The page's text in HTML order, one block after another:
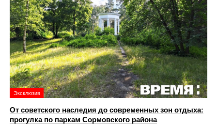
Эксклюзив
От советского наследия до современных зон отдыха:
прогулка по паркам Сормовского района